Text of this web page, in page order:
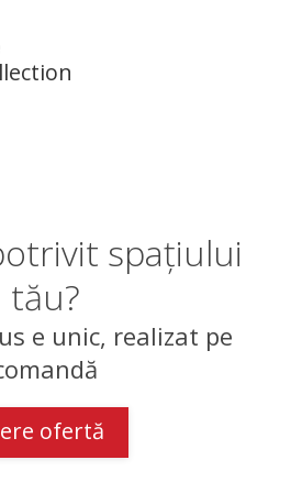
spațiului
tău?
e unic, realizat pe
ofertă